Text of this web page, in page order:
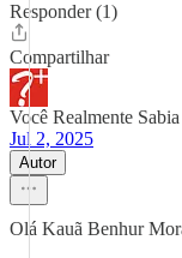
Responder (1)
Compartilhar
Você Realmente Sabia
Jul 2, 2025
Autor
Olá Kauã Benhur